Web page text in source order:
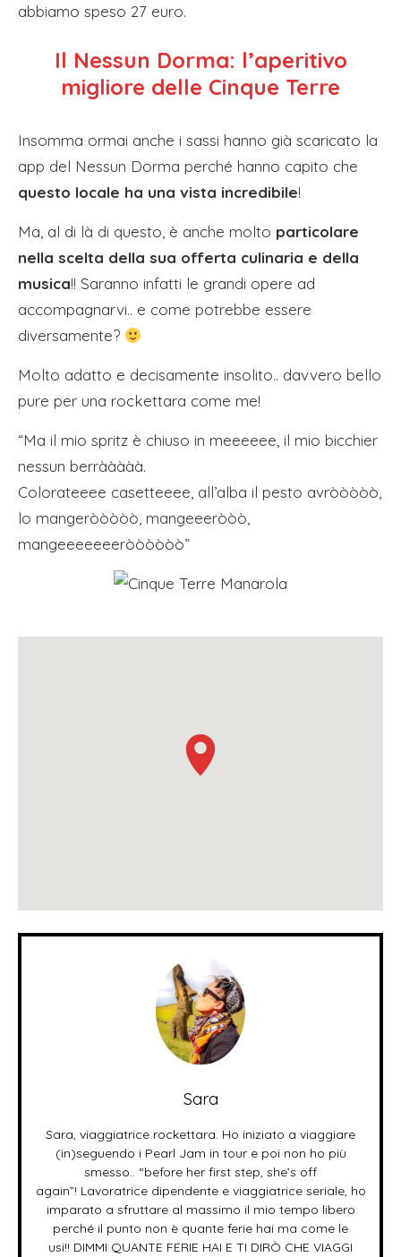
abbiamo speso 27 euro.
Il Nessun Dorma: l’aperitivo
migliore delle Cinque Terre
Insomma ormai anche i sassi hanno già scaricato la
app del Nessun Dorma perché hanno capito che
questo locale ha una vista incredibile!
Ma, al di là di questo, è anche molto particolare
nella scelta della sua offerta culinaria e della
musica!! Saranno infatti le grandi opere ad
accompagnarvi.. e come potrebbe essere
diversamente?
Molto adatto e decisamente insolito.. davvero bello
pure per una rockettara come me!
“Ma il mio spritz è chiuso in meeeeee, il mio bicchier
nessun berrààààà.
Colorateeee casetteeee, all’alba il pesto avròòòòò,
lo mangeròòòòò, mangeeeròòò,
mangeeeeeeeròòòòòò”
Sara
Sara, viaggiatrice rockettara. Ho iniziato a viaggiare
(in)seguendo i Pearl Jam in tour e poi non ho più
smesso.. “before her first step, she’s off
again”! Lavoratrice dipendente e viaggiatrice seriale, ho
imparato a sfruttare al massimo il mio tempo libero
perché il punto non è quante ferie hai ma come le
usi!! DIMMI QUANTE FERIE HAI E TI DIRÒ CHE VIAGGI